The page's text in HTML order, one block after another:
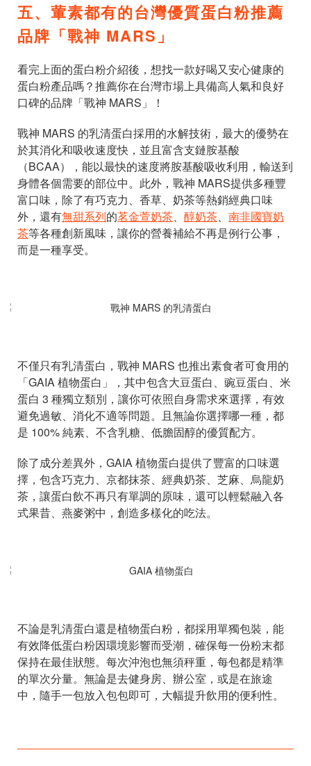
五、葷素都有的台灣優質蛋白粉推薦
品牌「戰神 MARS」
看完上面的蛋白粉介紹後，想找一款好喝又安心健康的
蛋白粉產品嗎？推薦你在台灣市場上具備高人氣和良好
口碑的品牌「戰神 MARS」！
戰神 MARS 的乳清蛋白採用的水解技術，最大的優勢在
於其消化和吸收速度快，並且富含支鏈胺基酸
（BCAA），能以最快的速度將胺基酸吸收利用，輸送到
身體各個需要的部位中。此外，戰神 MARS提供多種豐
富口味，除了有巧克力、香草、奶茶等熱銷經典口味
外，還有無甜系列的茗金萱奶茶、 醇奶茶、 南非國寶奶
茶等各種創新風味，讓你的營養補給不再是例行公事，
而是一種享受。
不僅只有乳清蛋白，戰神 MARS 也推出素食者可食用的
「GAIA 植物蛋白」，其中包含大豆蛋白、豌豆蛋白、米
蛋白 3 種獨立類別，讓你可依照自身需求來選擇，有效
避免過敏、消化不適等問題。且無論你選擇哪一種，都
是 100% 純素、不含乳糖、低膽固醇的優質配方。
除了成分差異外，GAIA 植物蛋白提供了豐富的口味選
擇，包含巧克力、京都抹茶、經典奶茶、芝麻、烏龍奶
茶，讓蛋白飲不再只有單調的原味，還可以輕鬆融入各
式果昔、燕麥粥中，創造多樣化的吃法。
不論是乳清蛋白還是植物蛋白粉，都採用單獨包裝，能
有效降低蛋白粉因環境影響而受潮，確保每一份粉末都
保持在最佳狀態。每次沖泡也無須秤重，每包都是精準
的單次分量。無論是去健身房、辦公室，或是在旅途
中，隨手一包放入包包即可，大幅提升飲用的便利性。